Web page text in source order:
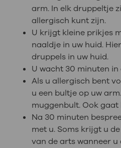
arm. In elk druppeltje
allergisch kunt zijn.
U krijgt kleine prikjes
naaldje in uw huid.
druppels in uw huid.
U wacht 30 minuten
Als u allergisch bent
u een bultje op uw
muggenbult. Ook
Na 30 minuten
met u. Soms krijgt u
van de arts wanneer